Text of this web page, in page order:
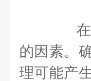
在使
的因素。
理可能产